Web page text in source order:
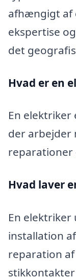
afhængigt af
ekspertise
det
Hvad er en
En
der arbejder
reparationer
Hvad laver
En
installation
reparation